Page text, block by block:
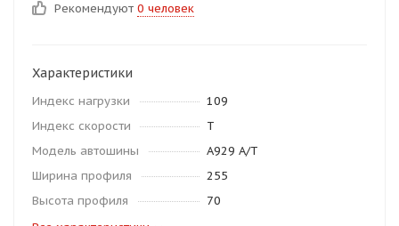
Рекомендуют 0 человек
Характеристики
Индекс нагрузки
109
Индекс скорости
T
Модель автошины
A929 A/T
Ширина профиля
255
Высота профиля
70
недели
plait.ru